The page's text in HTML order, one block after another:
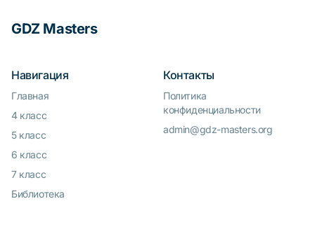
GDZ Masters
Навигация
Главная
4 класс
5 класс
6 класс
7 класс
Библиотека
Контакты
Политика
конфиденциальности
admin@gdz-masters.org